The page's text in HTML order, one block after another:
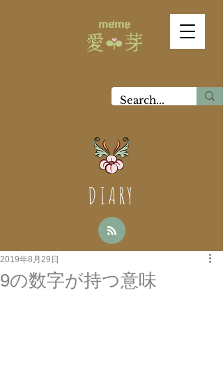
DIARY
9の数字が持つ意味
2019年8月29日